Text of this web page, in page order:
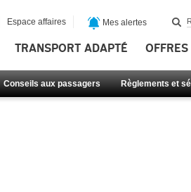
TRANSPORT ADAPTÉ
Conseils aux passagers Règlements et
Espace affaires Mes alertes